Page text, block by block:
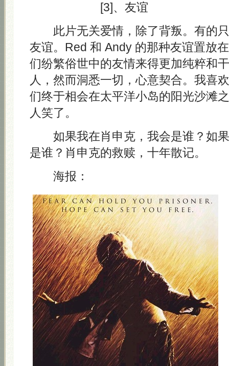
[3]、友谊
此片无关爱情，除了背叛。有的只
友谊。Red 和 Andy 的那种友谊置放
们纷繁俗世中的友情来得更加纯粹和
人，然而洞悉一切，心意契合。我喜
们终于相会在太平洋小岛的阳光沙滩
人笑了。
如果我在肖申克，我会是谁？如果
是谁？肖申克的救赎，十年散记。
海报：